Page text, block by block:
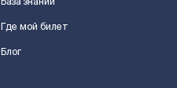
Где мой билет
Блог